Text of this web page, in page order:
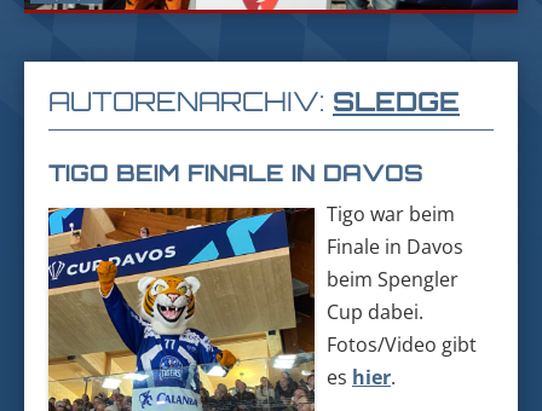
AUTORENARCHIV: SLEDGE
TIGO BEIM FINALE IN DAVOS
Tigo war beim
Finale in Davos
beim Spengler
Cup dabei.
Fotos/Video gibt
es hier.